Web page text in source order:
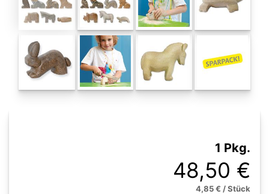
1 Pkg.
48,50 €
4,85 € / Stück